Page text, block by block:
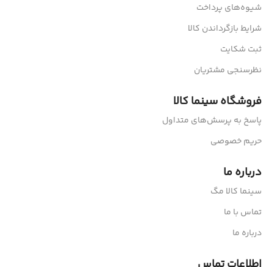
شیوه‌های پرداخت
شرایط بازگرداندن کالا
ثبت شکایت
نظرسنجی مشتریان
فروشگاه سینما کالا
پاسخ به پرسش‌های متداول
حریم خصوصی
درباره ما
سینما کالا مگ
تماس با ما
درباره ما